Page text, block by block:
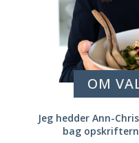
OM
Jeg hedder Ann-
bag